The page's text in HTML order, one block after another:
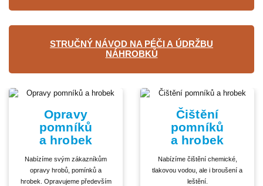
STRUČNÝ NÁVOD NA PÉČI A ÚDRŽBU
NÁHROBKŮ
Opravy
pomníků
a hrobek
Nabízíme svým zákazníkům
opravy hrobů, pomínků a
hrobek. Opravujeme především
Čištění
pomníků
a hrobek
Nabízíme čištění chemické,
tlakovou vodou, ale i broušení a
leštění.